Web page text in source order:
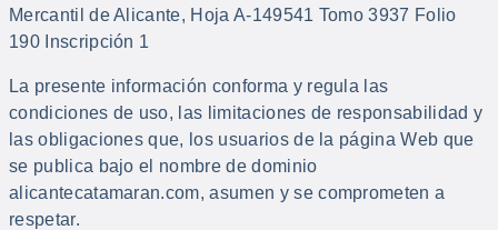
Mercantil de Alicante, Hoja A-149541 Tomo 3937 Folio
190 Inscripción 1
La presente información conforma y regula las
condiciones de uso, las limitaciones de responsabilidad y
las obligaciones que, los usuarios de la página Web que
se publica bajo el nombre de dominio
alicantecatamaran.com, asumen y se comprometen a
respetar.